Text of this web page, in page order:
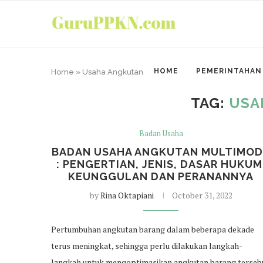
HOME PEMERINTAHAN
Home » Usaha Angkutan
TAG:
Badan Usaha
BADAN USAHA ANGKUTAN
: PENGERTIAN, JENIS, DASAR
KEUNGGULAN DAN PERANANNYA
byRina Oktapiani October 31, 2022
Pertumbuhan angkutan barang dalam beberapa dekade
terus meningkat, sehingga perlu dilakukan langkah-